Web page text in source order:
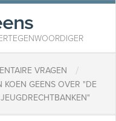
VRAGEN /
GEENS OVER "DE